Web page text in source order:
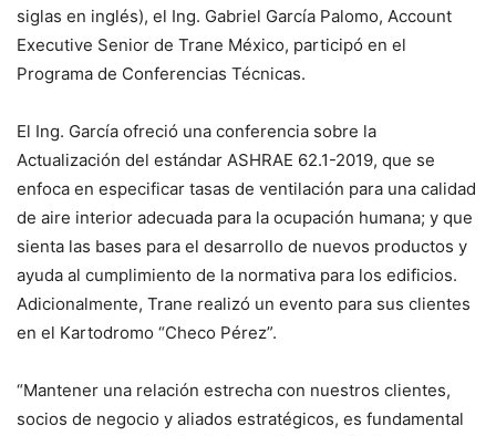
siglas en inglés), el Ing. Gabriel García Palomo, Account
Executive Senior de Trane México, participó en el
Programa de Conferencias Técnicas.
El Ing. García ofreció una conferencia sobre la
Actualización del estándar ASHRAE 62.1-2019, que se
enfoca en especificar tasas de ventilación para una calidad
de aire interior adecuada para la ocupación humana; y que
sienta las bases para el desarrollo de nuevos productos y
ayuda al cumplimiento de la normativa para los edificios.
Adicionalmente, Trane realizó un evento para sus clientes
en el Kartodromo “Checo Pérez”.
“Mantener una relación estrecha con nuestros clientes,
socios de negocio y aliados estratégicos, es fundamental